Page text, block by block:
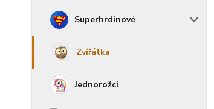
Superhrdinové
Zvířátka
Jednorožci